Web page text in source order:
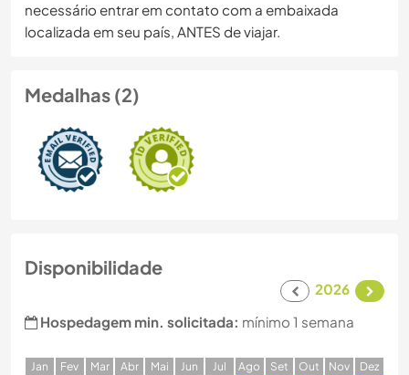
necessário entrar em contato com a embaixada
localizada em seu país, ANTES de viajar.
Medalhas (2)
Disponibilidade
2026
Hospedagem min. solicitada: mínimo 1 semana
Jan Fev Mar Abr Mai Jun Jul Ago Set Out Nov Dez